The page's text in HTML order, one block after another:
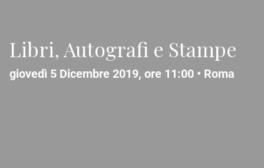
Libri, Autografi e Stampe
giovedì 5 Dicembre 2019, ore 11:00 • Roma